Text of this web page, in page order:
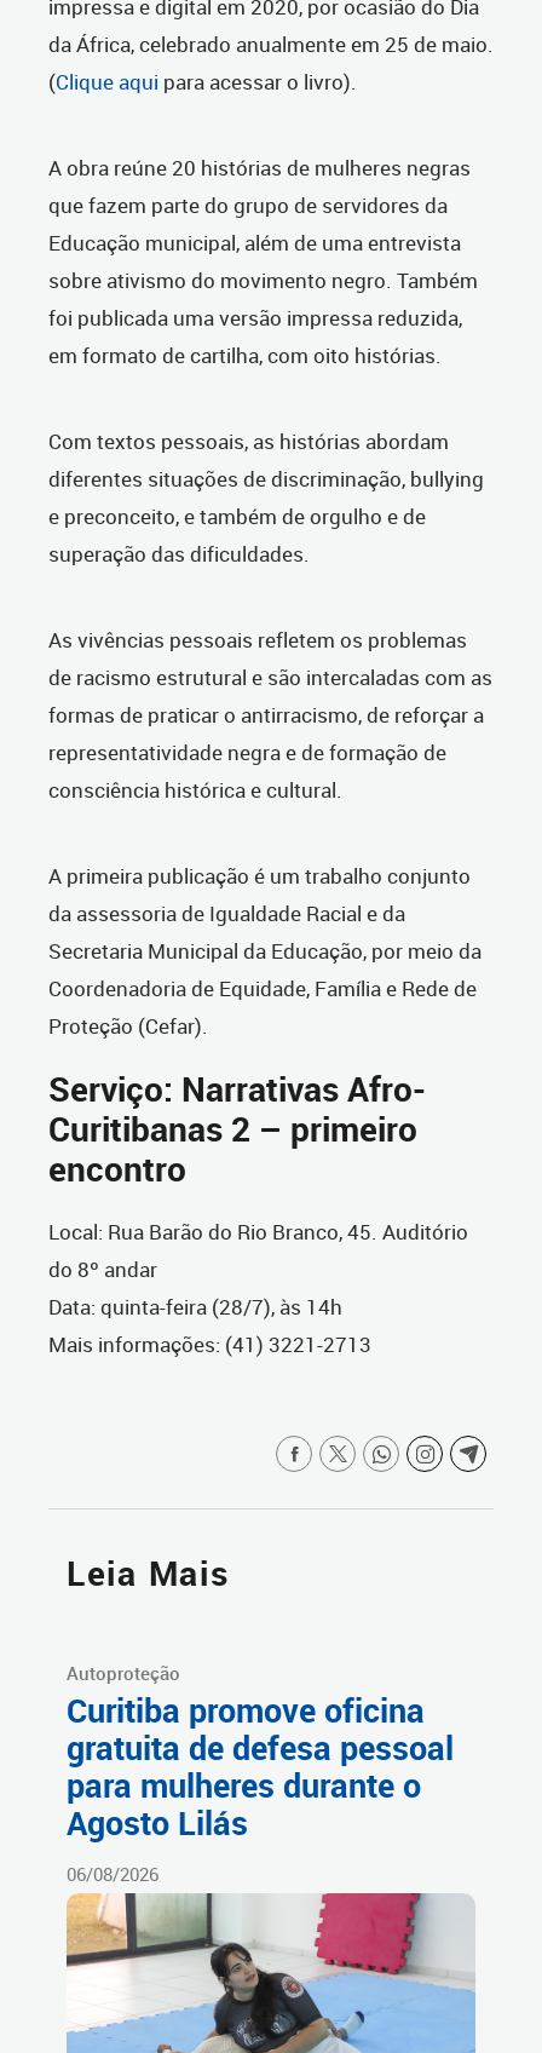
impressa e digital em 2020, por ocasião do Dia
da África, celebrado anualmente em 25 de maio.
(Clique aqui para acessar o livro).
A obra reúne 20 histórias de mulheres negras
que fazem parte do grupo de servidores da
Educação municipal, além de uma entrevista
sobre ativismo do movimento negro. Também
foi publicada uma versão impressa reduzida,
em formato de cartilha, com oito histórias.
Com textos pessoais, as histórias abordam
diferentes situações de discriminação, bullying
e preconceito, e também de orgulho e de
superação das dificuldades.
As vivências pessoais refletem os problemas
de racismo estrutural e são intercaladas com as
formas de praticar o antirracismo, de reforçar a
representatividade negra e de formação de
consciência histórica e cultural.
A primeira publicação é um trabalho conjunto
da assessoria de Igualdade Racial e da
Secretaria Municipal da Educação, por meio da
Coordenadoria de Equidade, Família e Rede de
Proteção (Cefar).
Serviço: Narrativas Afro-
Curitibanas 2 – primeiro
encontro
Local: Rua Barão do Rio Branco, 45. Auditório
do 8º andar
Data: quinta-feira (28/7), às 14h
Mais informações: (41) 3221-2713
Leia Mais
Autoproteção
Curitiba promove oficina
gratuita de defesa pessoal
para mulheres durante o
Agosto Lilás
06/08/2026